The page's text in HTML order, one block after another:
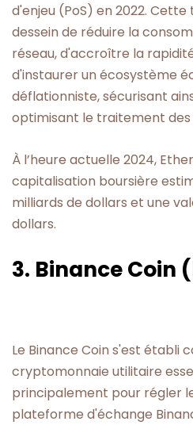
d'enjeu (PoS) en 2022.
dessein de réduire la
réseau, d'accroître la
d'instaurer un écosystème
déflationniste, sécurisant
optimisant le traitement
À l’heure actuelle 2024,
capitalisation boursière
milliards de dollars et une
dollars.
3. Binance Coin
Le Binance Coin s'est établi
cryptomonnaie utilitaire
principalement pour régler
plateforme d'échange